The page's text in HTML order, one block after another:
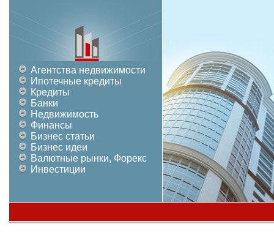
Агентства недвижимости
Ипотечные кредиты
Кредиты
Банки
Недвижимость
Финансы
Бизнес статьи
Бизнес идеи
Валютные рынки, Форекс
Инвестиции